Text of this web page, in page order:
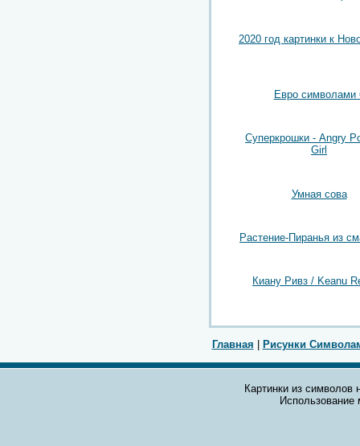
2020 год картинки к
Евро символами
Суперкрошки - Angry
Girl
Умная сова
Растение-Пиранья из
Киану Ривз / Keanu
Главная Рисунки
Картинки из символов
Использование